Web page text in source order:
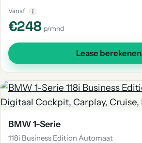
Vanaf i
€248 p/mnd
Lease berekenen
BMW 1-Serie
118i Business Edition Automaat